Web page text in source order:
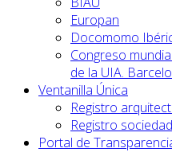
Europan
Docomomo
Congreso
de la UIA.
Ventanilla Única
Registro
Registro
Portal de